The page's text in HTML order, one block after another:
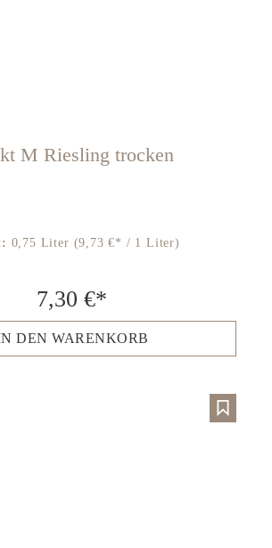
M Riesling trocken
0,75 Liter (9,73 €* / 1 Liter)
7,30 €*
DEN WARENKORB